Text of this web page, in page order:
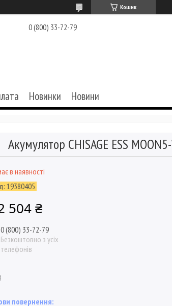
Кошик
0 (800) 33-72-79
Новинки Новини
Акумулятор CHISAGE ESS
в наявності
19380405
504 ₴
0 (800) 33-72-79
Безкоштовно з усіх
телефонів